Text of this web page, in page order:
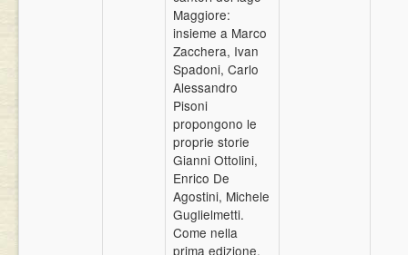
Maggiore:
insieme a Marco
Zacchera, Ivan
Spadoni, Carlo
Alessandro
Pisoni
propongono le
proprie storie
Gianni Ottolini,
Enrico De
Agostini, Michele
Guglielmetti.
Come nella
prima edizione,